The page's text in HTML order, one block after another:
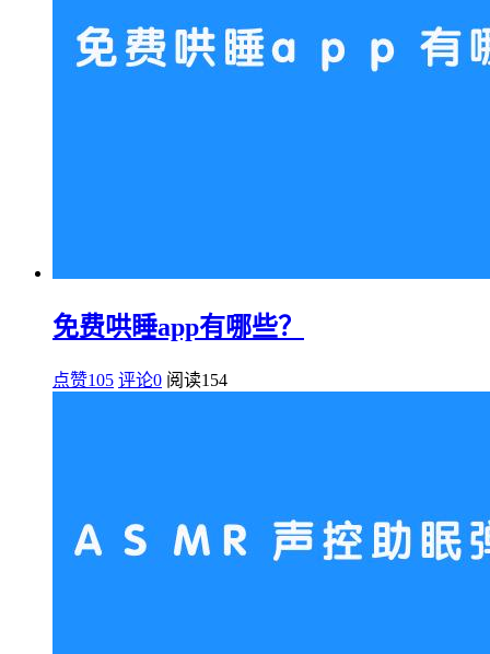
免费哄睡app有哪些？
点赞105 评论0 阅读154